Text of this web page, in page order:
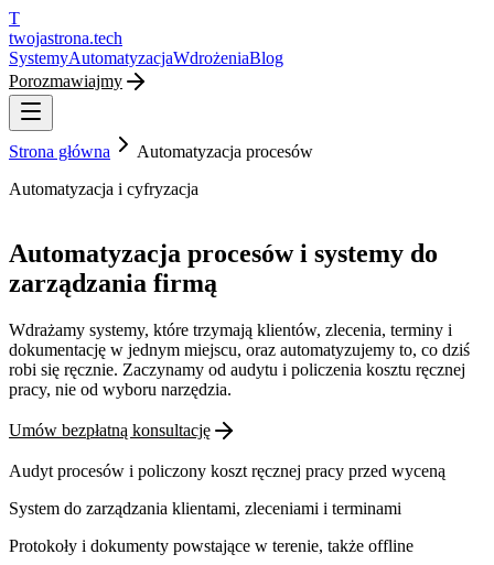
T
twojastrona.tech
SystemyAutomatyzacjaWdrożeniaBlog
Porozmawiajmy
Strona główna
Automatyzacja procesów
Automatyzacja i cyfryzacja
Automatyzacja procesów i systemy do
zarządzania firmą
Wdrażamy systemy, które trzymają klientów, zlecenia, terminy i
dokumentację w jednym miejscu, oraz automatyzujemy to, co dziś
robi się ręcznie. Zaczynamy od audytu i policzenia kosztu ręcznej
pracy, nie od wyboru narzędzia.
Umów bezpłatną konsultację
Audyt procesów i policzony koszt ręcznej pracy przed wyceną
System do zarządzania klientami, zleceniami i terminami
Protokoły i dokumenty powstające w terenie, także offline